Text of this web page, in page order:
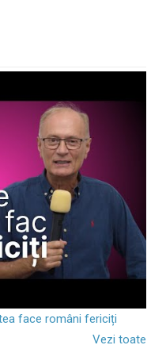
face români fericiți
Vezi toate